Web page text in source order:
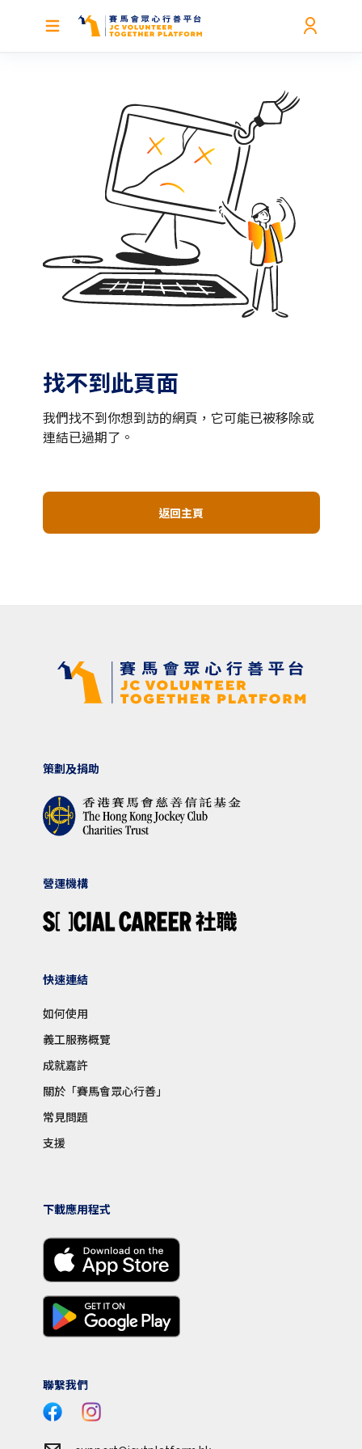
找不到此頁面
我們找不到你想到訪的網頁，它可能已被移除或
連結已過期了。
返回主頁
策劃及捐助
營運機構
快速連結
如何使用
義工服務概覽
成就嘉許
關於「賽馬會眾心行善」
常見問題
支援
下載應用程式
聯繫我們